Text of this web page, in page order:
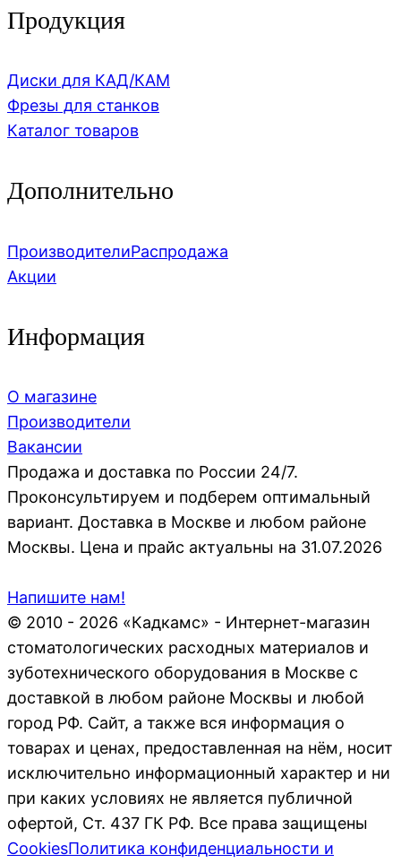
Продукция
Диски для КАД/КАМ
Фрезы для станков
Каталог товаров
Дополнительно
ПроизводителиРаспродажа
Акции
Информация
О магазине
Производители
Вакансии
Продажа и доставка по России 24/7.
Проконсультируем и подберем оптимальный
вариант. Доставка в Москве и любом районе
Москвы. Цена и прайс актуальны на 31.07.2026
Напишите нам!
© 2010 - 2026 «Кадкамс» - Интернет-магазин
стоматологических расходных материалов и
зуботехнического оборудования в Москве с
доставкой в любом районе Москвы и любой
город РФ. Сайт, а также вся информация о
товарах и ценах, предоставленная на нём, носит
исключительно информационный характер и ни
при каких условиях не является публичной
офертой, Ст. 437 ГК РФ. Все права защищены
CookiesПолитика конфиденциальности и